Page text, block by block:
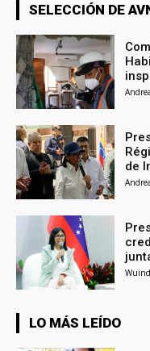
SELECCIÓN DE
de
LO MÁS LEÍDO